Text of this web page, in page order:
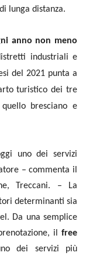
lunga distanza.
anno non meno
industriali e
del 2021 punta a
turistico dei tre
bresciano e
uno dei servizi
– commenta il
Treccani. – La
determinanti sia
Da una semplice
il free
dei servizi più